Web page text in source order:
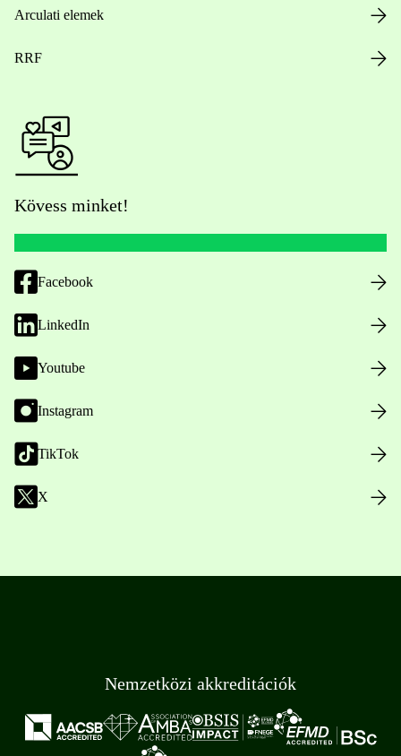
Arculati elemek
RRF
Kövess minket!
Facebook
LinkedIn
Youtube
Instagram
TikTok
X
Nemzetközi akkreditációk